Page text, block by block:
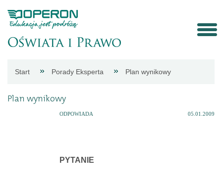
Aktualności
Start Porady Eksperta Plan wynikowy
Plan wynikowy
ODPOWIADA 05.01.2009
PYTANIE